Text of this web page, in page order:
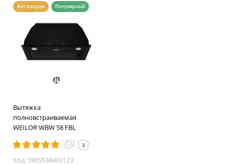
Хит продаж Популярный
Вытяжка
полновстраиваемая
WEILOR WBW 58 FBL
3
Код: 5905538403123